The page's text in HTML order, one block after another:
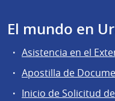
El mundo en
Asistencia en el
Apostilla de
Inicio de Solicitud